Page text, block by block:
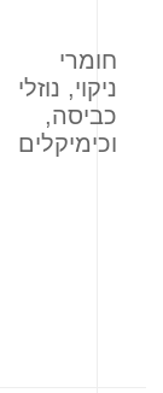
חומרי
ניקוי, נוזלי
כביסה,
וכימיקלים